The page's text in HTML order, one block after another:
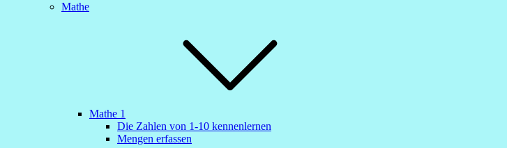
Mathe
Mathe 1
Die Zahlen von 1-10 kennenlernen
Mengen erfassen